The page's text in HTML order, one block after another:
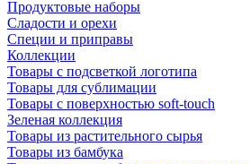
Продуктовые наборы
Сладости и орехи
Специи и приправы
Коллекции
Товары с подсветкой логотипа
Товары для сублимации
Товары с поверхностью soft-touch
Зеленая коллекция
Товары из растительного сырья
Товары из бамбука